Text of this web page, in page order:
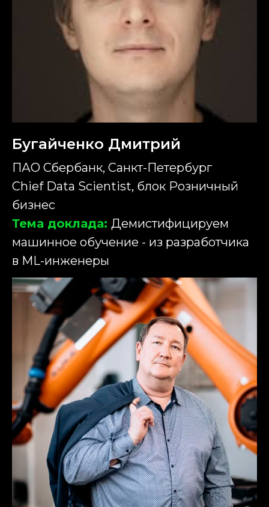
Бугайченко Дмитрий
ПАО Сбербанк, Санкт-Петербург
Chief Data Scientist, блок Розничный
бизнес
Тема доклада: Демистифицируем
машинное обучение - из разработчика
в ML-инженеры